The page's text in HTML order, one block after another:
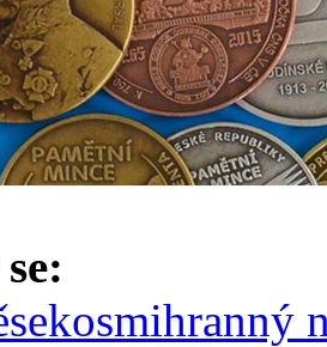
osmihranný